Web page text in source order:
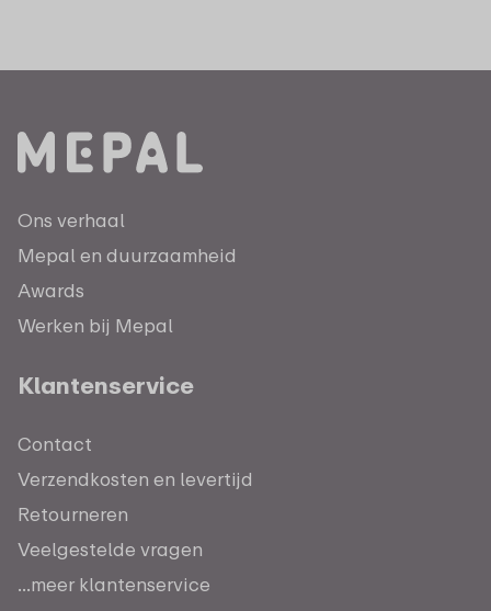
Ons verhaal
Mepal en duurzaamheid
Awards
Werken bij Mepal
Klantenservice
Contact
Verzendkosten en levertijd
Retourneren
Veelgestelde vragen
...meer klantenservice